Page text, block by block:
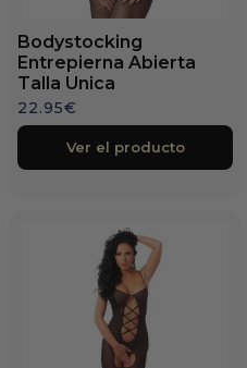
Bodystocking
Entrepierna Abierta
Talla Unica
22.95€
Ver el producto